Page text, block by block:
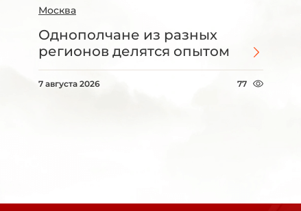
Москва
Однополчане из разных
регионов делятся опытом
7 августа 2026 77